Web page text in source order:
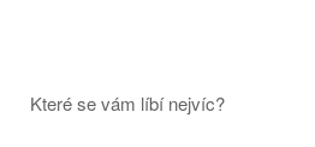
Které se vám líbí nejvíc?